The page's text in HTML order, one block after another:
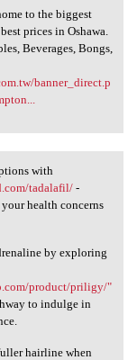
is
to the biggest
prices in Oshawa.
Beverages, Bongs,
banner_direct.p
with
tadalafil/-
health concerns
by exploring
product/priligy/"
to indulge in
hairline when